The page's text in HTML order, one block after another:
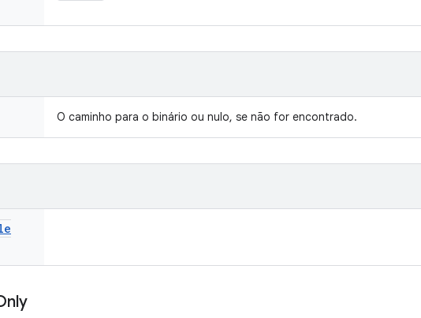
O caminho para o binário ou nulo, se não for encontrado.